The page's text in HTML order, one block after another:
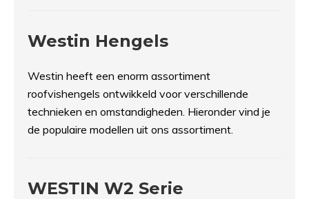
Westin Hengels
Westin heeft een enorm assortiment
roofvishengels ontwikkeld voor verschillende
technieken en omstandigheden. Hieronder vind je
de populaire modellen uit ons assortiment.
WESTIN W2 Serie